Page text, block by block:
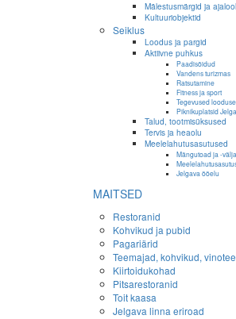
Mälestusmärgid ja
Kultuuriobjektid
Seiklus
Loodus ja pargid
Aktiivne puhkus
Paadisõidud
Vandens turizmas
Ratsutamine
Fitness ja sport
Tegevused
Piknikuplatsid
Talud, tootmisüksused
Tervis ja heaolu
Meelelahutusasutused
Mängutoad ja -
Jelgava ööelu
MAITSED
Restoranid
Kohvikud ja pubid
Pagariärid
Teemajad, kohvikud,
Kiirtoidukohad
Pitsarestoranid
Toit kaasa
Jelgava linna eriroad